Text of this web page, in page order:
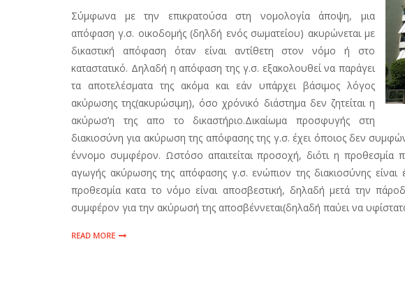
Σύμφωνα με την επικρατούσα στη νομολογία άποψη, μια
απόφαση γ.σ. οικοδομής (δηλδή ενός σωματείου) ακυρώνεται με
δικαστική απόφαση όταν είναι αντίθετη στον νόμο ή στο
καταστατικό. Δηλαδή η απόφαση της γ.σ. εξακολουθεί να παράγει
τα αποτελέσματα της ακόμα και εάν υπάρχει βάσιμος λόγος
ακύρωσης της(ακυρώσιμη), όσο χρόνικό διάστημα δεν ζητείται η
ακύρωσ’η της απο το δικαστήριο.Δικαίωμα προσφυγής στη
διακιοσύνη για ακύρωση της απόφασης της γ.σ. έχει όποιος δεν
έννομο συμφέρον. Ωστόσο απαιτείται προσοχή, διότι η προθεσμία
αγωγής ακύρωσης της απόφασης γ.σ. ενώπιον της διακιοσύνης
προθεσμία κατα το νόμο είναι αποσβεστική, δηλαδή μετά την
συμφέρον για την ακύρωσή της αποσβέννεται(δηλαδή παύει να
READ MORE